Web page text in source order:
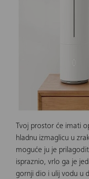
Tvoj prostor će imati
hladnu izmaglicu u
moguće ju je
ispraznio, vrlo ga je
gornji dio i ulij vodu u